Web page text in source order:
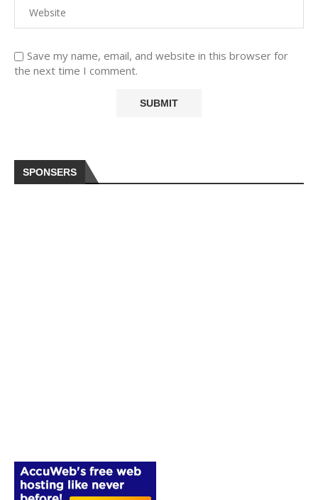
Save my name, email, and website in this browser for
the next time I comment.
SPONSERS